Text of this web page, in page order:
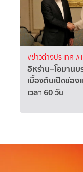
#ข่าวต่างประเทศ
อิหร่าน–โอมานบ
เบื้องต้นเปิดช่อง
เวลา 60 วัน